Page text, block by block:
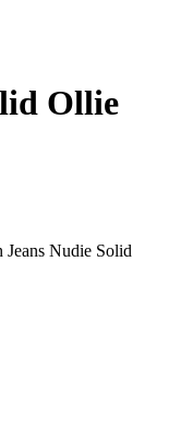
Ollie
Nudie Solid